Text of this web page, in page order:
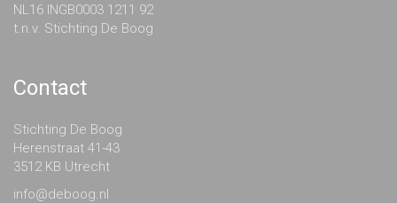
NL16 INGB0003 1211 92
t.n.v. Stichting De Boog
Contact
Stichting De Boog
Herenstraat 41-43
3512 KB Utrecht
info@deboog.nl